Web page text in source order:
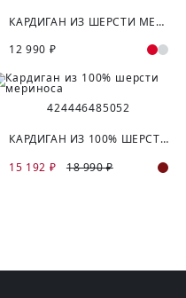
КАРДИГАН ИЗ ШЕРСТИ МЕРИНОСА И КАШЕМИРА
12 990 ₽
424446485052
КАРДИГАН ИЗ 100% ШЕРСТИ МЕРИНОСА
15 192 ₽
18 990 ₽